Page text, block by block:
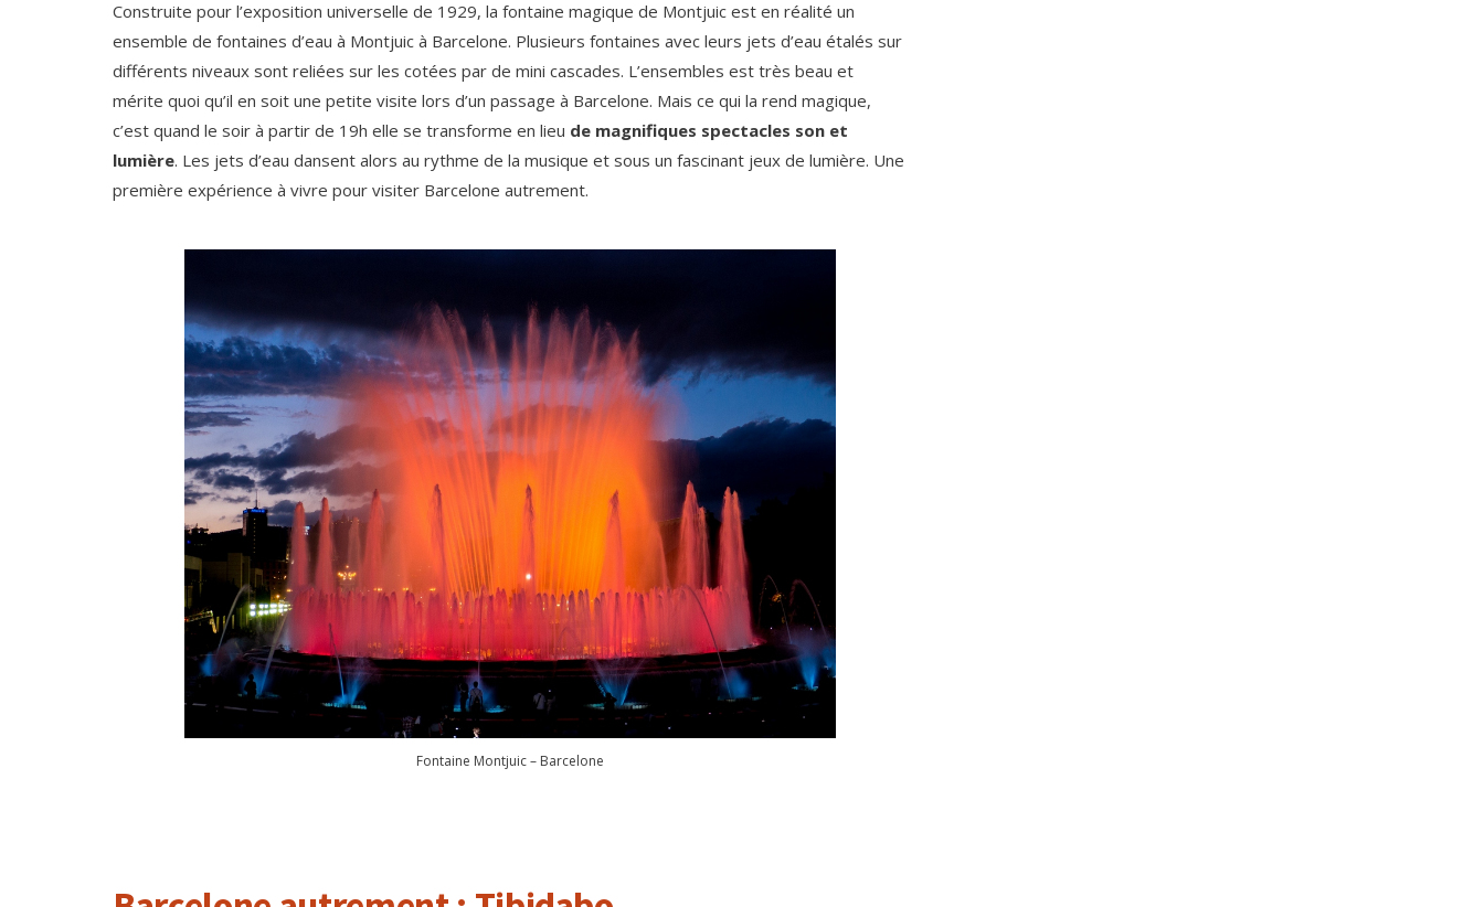
Construite pour l’exposition universelle de 1929, la fontaine magique de Montjuic est en réalité un
ensemble de fontaines d’eau à Montjuic à Barcelone. Plusieurs fontaines avec leurs jets d’eau étalés sur
différents niveaux sont reliées sur les cotées par de mini cascades. L’ensembles est très beau et
mérite quoi qu’il en soit une petite visite lors d’un passage à Barcelone. Mais ce qui la rend magique,
c’est quand le soir à partir de 19h elle se transforme en lieu de magnifiques spectacles son et
lumière. Les jets d’eau dansent alors au rythme de la musique et sous un fascinant jeux de lumière. Une
première expérience à vivre pour visiter Barcelone autrement.
Fontaine Montjuic – Barcelone